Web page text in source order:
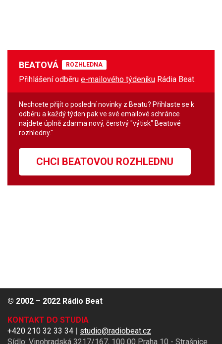
BEATOVÁ ROZHLEDNA
Přihlášení odběru e-mailového týdeníku Rádia Beat.
Nechcete přijít o poslední novinky z Beatu? Přihlaste se k
odběru a každý týden pak ve své emailové schránce
najdete úplně zdarma nový, čerstvý "výtisk" Beatové
rozhledny."
CHCI BEATOVOU ROZHLEDNU
© 2002 – 2022 Rádio Beat
KONTAKT DO STUDIA
+420 210 32 33 34 | studio@radiobeat.cz
Sídlo: Vinohradská 3217/167, 100 00 Praha 10 - Strašnice